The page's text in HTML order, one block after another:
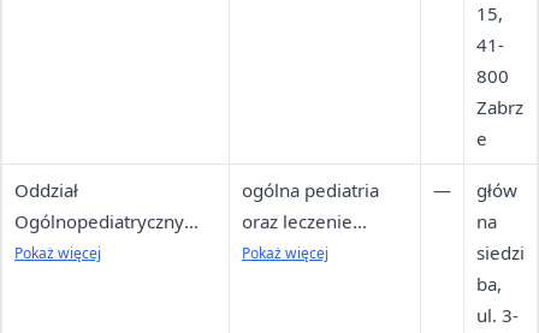
15,
41-
800
Zabrz
e
Oddział
Ogólnopediatryczny
Pododdział Alergologii,
Pokaż więcej
ogólna pediatria
oraz leczenie
chorób
Pokaż więcej
—
głów
na
siedzi
ba,
ul. 3-